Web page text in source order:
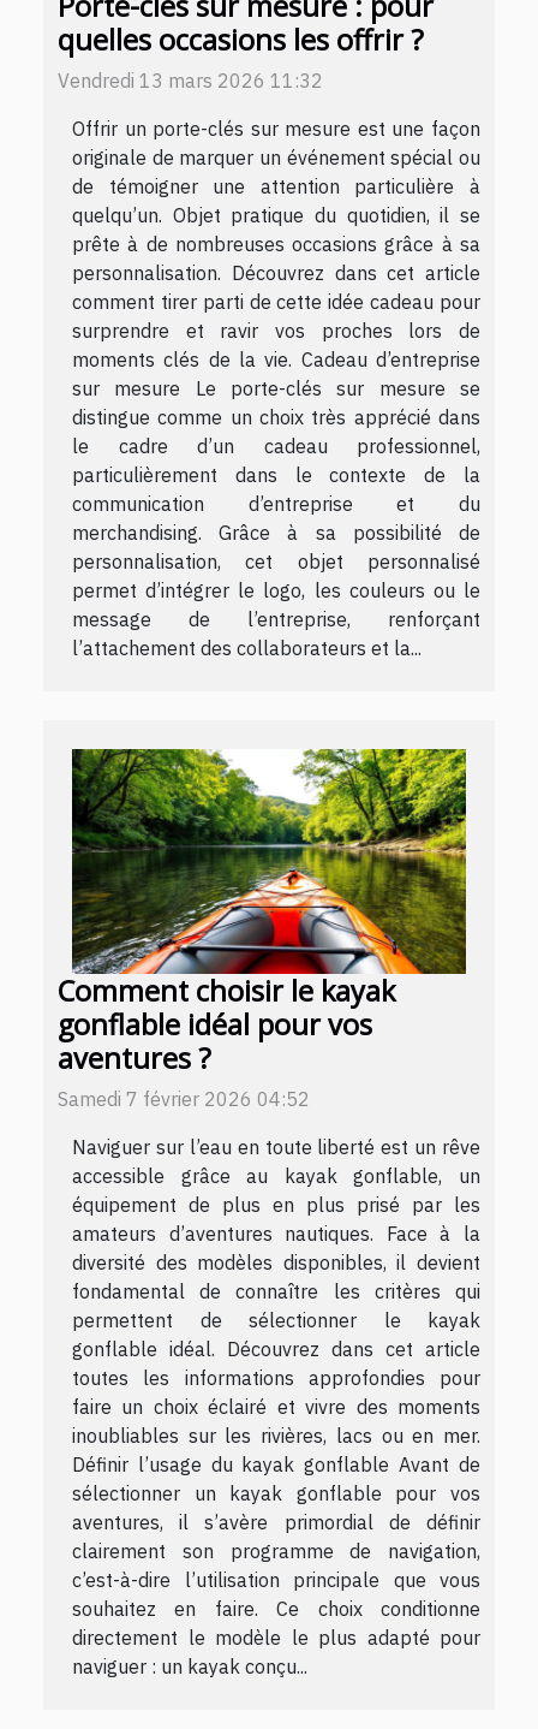
quelles occasions les offrir ?
Vendredi 13 mars 2026 11:32
Offrir un porte-clés sur mesure est une façon
originale de marquer un événement spécial ou
de témoigner une attention particulière à
quelqu’un. Objet pratique du quotidien, il se
prête à de nombreuses occasions grâce à sa
personnalisation. Découvrez dans cet article
comment tirer parti de cette idée cadeau pour
surprendre et ravir vos proches lors de
moments clés de la vie. Cadeau d’entreprise
sur mesure Le porte-clés sur mesure se
distingue comme un choix très apprécié dans
le cadre d’un cadeau professionnel,
particulièrement dans le contexte de la
communication d’entreprise et du
merchandising. Grâce à sa possibilité de
personnalisation, cet objet personnalisé
permet d’intégrer le logo, les couleurs ou le
message de l’entreprise, renforçant
l’attachement des collaborateurs et la...
Comment choisir le kayak
gonflable idéal pour vos
aventures ?
Samedi 7 février 2026 04:52
Naviguer sur l’eau en toute liberté est un rêve
accessible grâce au kayak gonflable, un
équipement de plus en plus prisé par les
amateurs d’aventures nautiques. Face à la
diversité des modèles disponibles, il devient
fondamental de connaître les critères qui
permettent de sélectionner le kayak
gonflable idéal. Découvrez dans cet article
toutes les informations approfondies pour
faire un choix éclairé et vivre des moments
inoubliables sur les rivières, lacs ou en mer.
Définir l’usage du kayak gonflable Avant de
sélectionner un kayak gonflable pour vos
aventures, il s’avère primordial de définir
clairement son programme de navigation,
c’est-à-dire l’utilisation principale que vous
souhaitez en faire. Ce choix conditionne
directement le modèle le plus adapté pour
naviguer : un kayak conçu...